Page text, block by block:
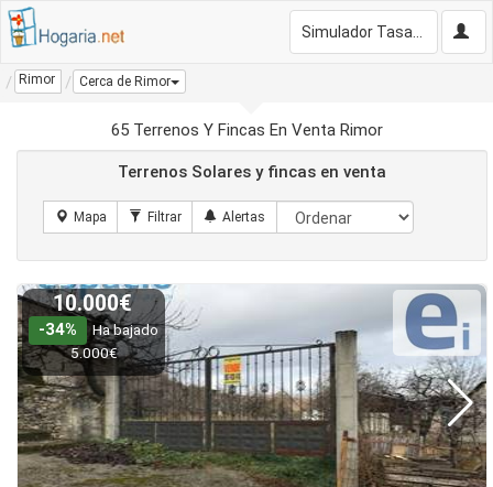
Rimor Cerca de Rimor
65 Terrenos Y Fincas En Venta Rimor
Terrenos Solares y fincas en venta
10.000€
-34%
Ha bajado
5.000€